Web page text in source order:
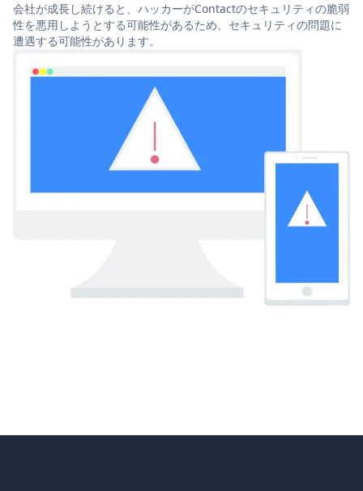
会社が成長し続けると、ハッカーがContactのセキュリティの脆弱
性を悪用しようとする可能性があるため、セキュリティの問題に
遭遇する可能性があります。